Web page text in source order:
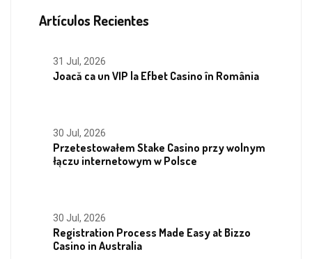
Artículos Recientes
31 Jul, 2026
Joacă ca un VIP la Efbet Casino în România
30 Jul, 2026
Przetestowałem Stake Casino przy wolnym
łączu internetowym w Polsce
30 Jul, 2026
Registration Process Made Easy at Bizzo
Casino in Australia